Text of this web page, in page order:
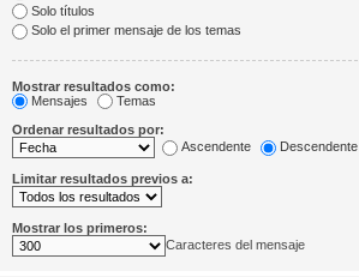
Solo títulos
Solo el primer mensaje de los temas
Mostrar resultados como:
Mensajes
Temas
Ordenar resultados por:
Ascendente
Descendente
Limitar resultados previos a:
Mostrar los primeros:
Caracteres del mensaje